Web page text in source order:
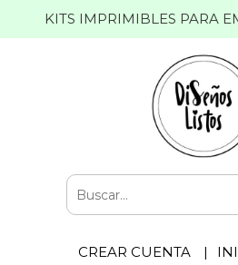
KITS IMPRIMIBLES PARA
CREAR CUENTA